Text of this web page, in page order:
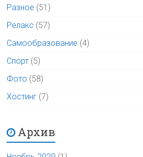
Разное (51)
Релакс (57)
Самообразование (4)
Спорт (5)
Фото (58)
Хостинг (7)
Архив